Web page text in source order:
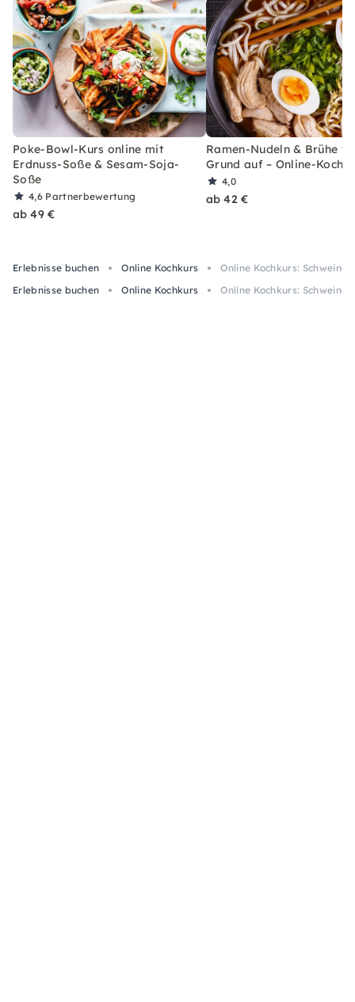
Poke-Bowl-Kurs online mit
Erdnuss-Soße & Sesam-Soja-
Soße
4,6 Partnerbewertung
ab 49 €
Ramen-Nudeln & Brühe
Grund auf – Online-
4,0
ab 42 €
Erlebnisse buchen Online Kochkurs
Online Kochkurs:
Erlebnisse buchen
Online Kochkurs Online Kochkurs: